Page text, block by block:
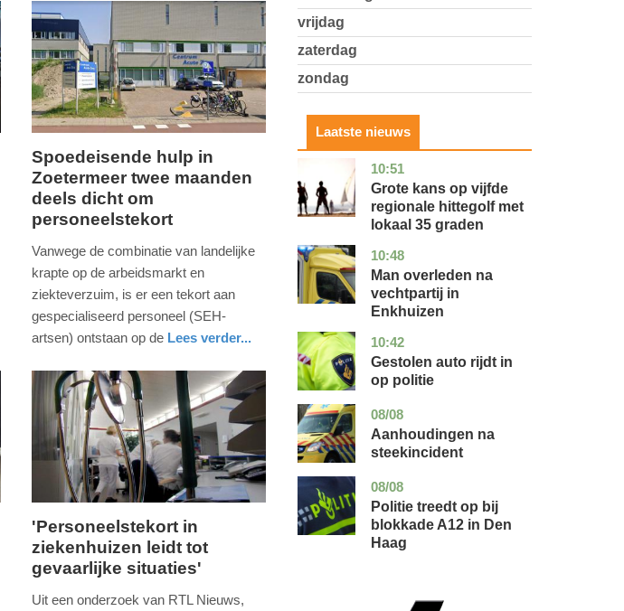
dinsdag,
2.
augustus
2022
-
10:26
Update:
04-
2025
09:10
Spoedeisende hulp in
Zoetermeer twee maanden
deels dicht om
personeelstekort
Vanwege de combinatie van landelijke
krapte op de arbeidsmarkt en
ziekteverzuim, is er een tekort aan
gespecialiseerd personeel (SEH-
artsen) ontstaan op de Lees verder...
holland
zaterdag,
4.
'Personeelstekort in
ziekenhuizen leidt tot
gevaarlijke situaties'
Uit een onderzoek van RTL Nieuws,
vrijdag
zaterdag
zondag
Laatste nieuws
10:51
utrecht
nieuws
Grote kans op vijfde
regionale hittegolf met
lokaal 35 graden
10:48
noord-
holland
nieuws
Man overleden na
vechtpartij in
Enkhuizen
10:42
noord-
brabant
nieuws
Gestolen auto rijdt in
op politie
08/08
utrecht
nieuws
Aanhoudingen na
steekincident
08/08
zuid-
holland
nieuws
Politie treedt op bij
blokkade A12 in Den
Haag